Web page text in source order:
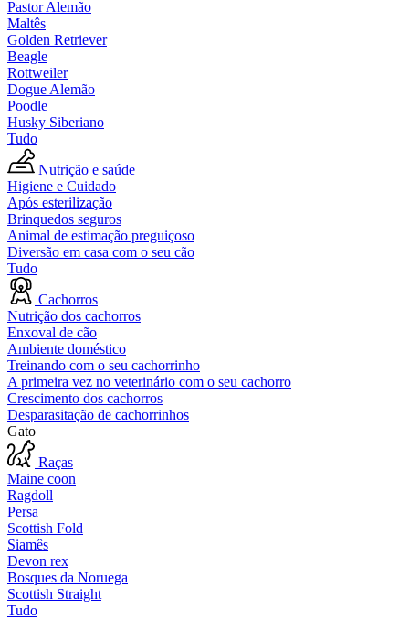
Pastor Alemão
Maltês
Golden Retriever
Beagle
Rottweiler
Dogue Alemão
Poodle
Husky Siberiano
Tudo
Nutrição e saúde
Higiene e Cuidado
Após esterilização
Brinquedos seguros
Animal de estimação preguiçoso
Diversão em casa com o seu cão
Tudo
Cachorros
Nutrição dos cachorros
Enxoval de cão
Ambiente doméstico
Treinando com o seu cachorrinho
A primeira vez no veterinário com o seu cachorro
Crescimento dos cachorros
Desparasitação de cachorrinhos
Gato
Raças
Maine coon
Ragdoll
Persa
Scottish Fold
Siamês
Devon rex
Bosques da Noruega
Scottish Straight
Tudo